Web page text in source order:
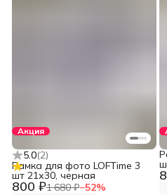
Акция
5.0(2)
800 ₽1 680 ₽−52%
Рамка для фото LOFTime 3
шт 21х30, черная